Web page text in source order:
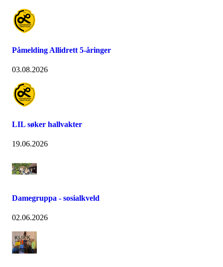
Påmelding Allidrett 5-åringer
03.08.2026
LIL søker hallvakter
19.06.2026
Damegruppa - sosialkveld
02.06.2026